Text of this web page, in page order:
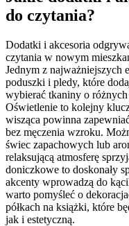
do czytania?
Dodatki i akcesoria
czytania w nowym
Jednym z najważniejszych
poduszki i pledy, które
wybierać tkaniny o
Oświetlenie to kolejny
wisząca powinna
bez męczenia wzroku.
świec zapachowych lub
relaksującą atmosferę
doniczkowe to doskonały
akcenty wprowadzą do
warto pomyśleć o
półkach na książki, które
jak i estetyczną.